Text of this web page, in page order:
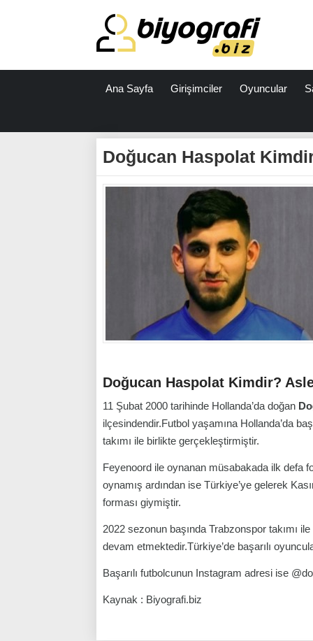
Ana Sayfa Girişimciler Oyuncular
Doğucan Haspolat
Doğucan Haspolat Kimdir?
11 Şubat 2000 tarihinde Hollanda’da doğan
ilçesindendir.Futbol yaşamına Hollanda’da
takımı ile birlikte gerçekleştirmiştir.
Feyenoord ile oynanan müsabakada ilk defa
oynamış ardından ise Türkiye’ye gelerek
forması giymiştir.
2022 sezonun başında Trabzonspor takımı
devam etmektedir.Türkiye’de başarılı
Başarılı futbolcunun Instagram adresi ise
Kaynak : Biyografi.biz